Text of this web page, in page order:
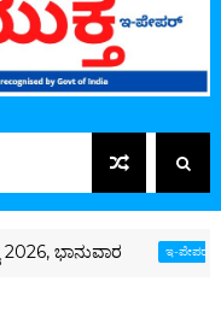
ಇ-ಪೇಪರ್‌ ಉಪಯುಕ್ತ